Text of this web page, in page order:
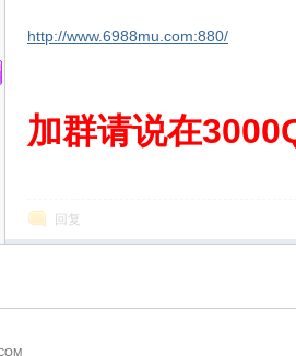
http://www.6988mu.com:880/
加群请说在
回复